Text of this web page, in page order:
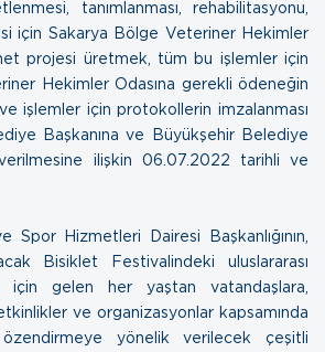
tanımlanması, rehabilitasyonu,
için Sakarya Bölge Veteriner Hekimler
projesi üretmek, tüm bu işlemler için
Hekimler Odasına gerekli ödeneğin
işlemler için protokollerin imzalanması
Başkanına ve Büyükşehir Belediye
ilişkin 06.07.2022 tarihli ve
Spor Hizmetleri Dairesi Başkanlığının,
Bisiklet Festivalindeki uluslararası
için gelen her yaştan vatandaşlara,
ve organizasyonlar kapsamında
özendirmeye yönelik verilecek çeşitli